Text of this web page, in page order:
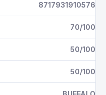
8717931910576
70/100
50/100
50/100